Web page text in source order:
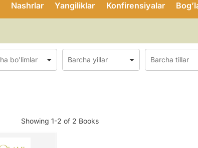
Nashrlar Yangiliklar Konfirensiyalar
Showing 1-2 of 2 Books